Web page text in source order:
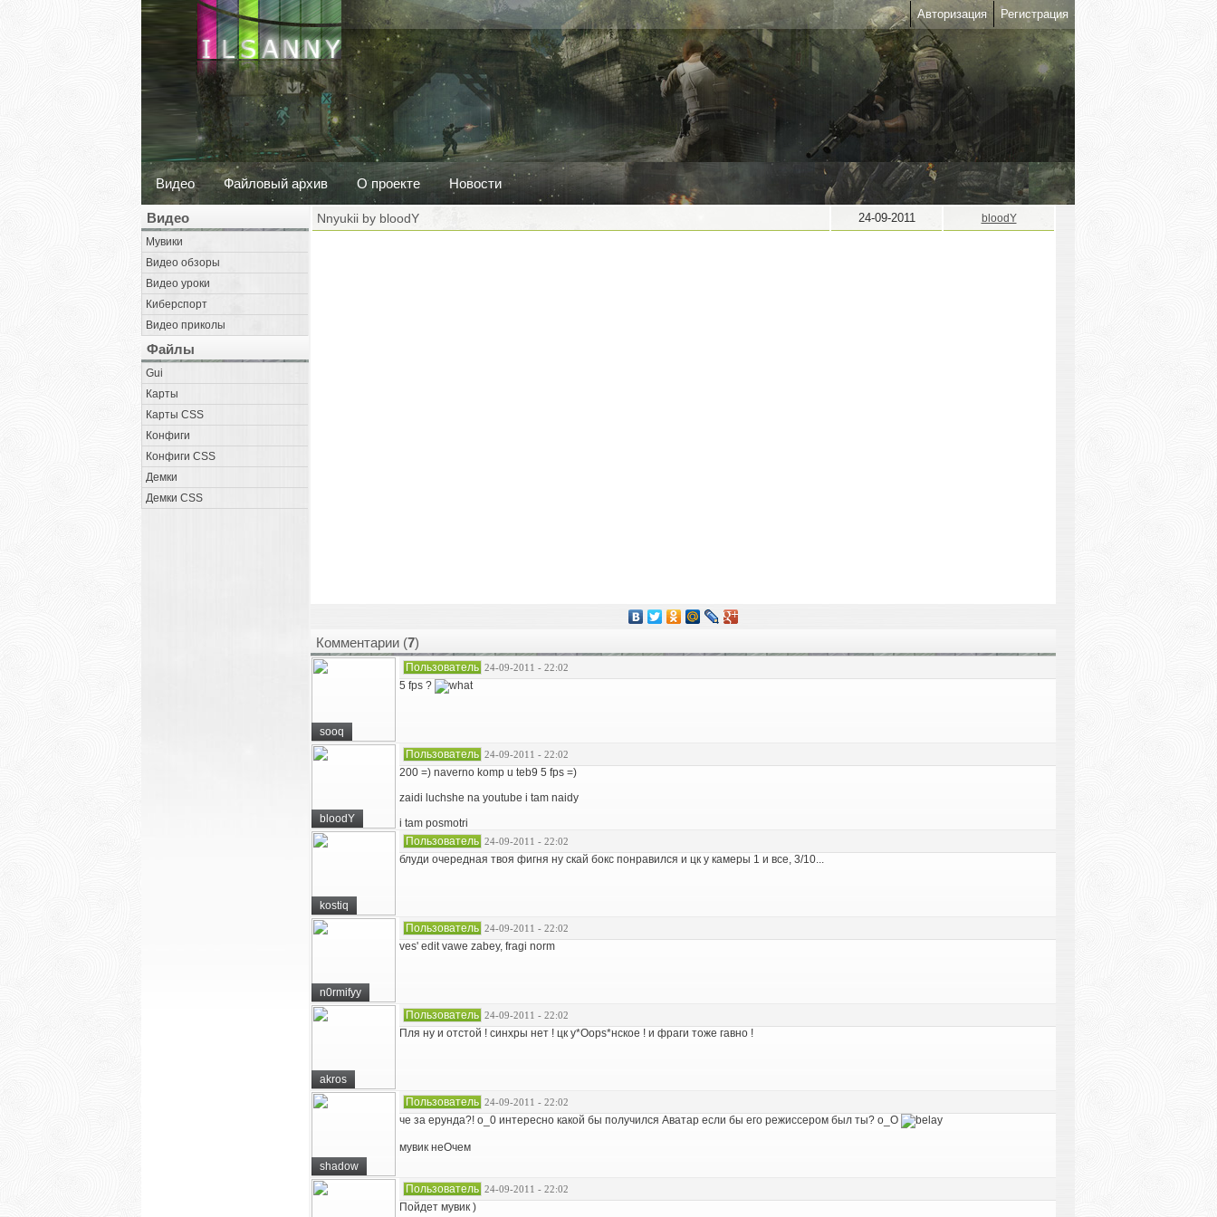
Авторизация Регистрация
Видео Файловый архив О проекте Новости
Видео
Мувики
Видео обзоры
Видео уроки
Киберспорт
Видео приколы
Файлы
Gui
Карты
Карты CSS
Конфиги
Конфиги CSS
Демки
Демки CSS
Nnyukii by bloodY 24-09-2011 bloodY
Комментарии (7)
sooq
Пользователь 24-09-2011 - 22:02
5 fps ?
bloodY
Пользователь 24-09-2011 - 22:02
200 =) naverno komp u teb9 5 fps =)
zaidi luchshe na youtube i tam naidy
i tam posmotri
kostiq
Пользователь 24-09-2011 - 22:02
блуди очередная твоя фигня ну скай бокс понравился и цк у камеры 1 и все, 3/10...
n0rmifyy
Пользователь 24-09-2011 - 22:02
ves' edit vawe zabey, fragi norm
akros
Пользователь 24-09-2011 - 22:02
Пля ну и отстой ! синхры нет ! цк у*Oops*нское ! и фраги тоже гавно !
shadow
Пользователь 24-09-2011 - 22:02
че за ерунда?! о_0 интересно какой бы получился Аватар если бы его режиссером был ты? о_О
мувик неОчем
Пользователь 24-09-2011 - 22:02
Пойдет мувик )